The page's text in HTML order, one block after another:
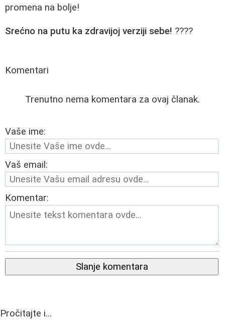
promena na bolje!
Srećno na putu ka zdravijoj verziji sebe! ????
Komentari
Trenutno nema komentara za ovaj članak.
Vaše ime:
Vaš email:
Komentar:
Slanje komentara
Pročitajte i...